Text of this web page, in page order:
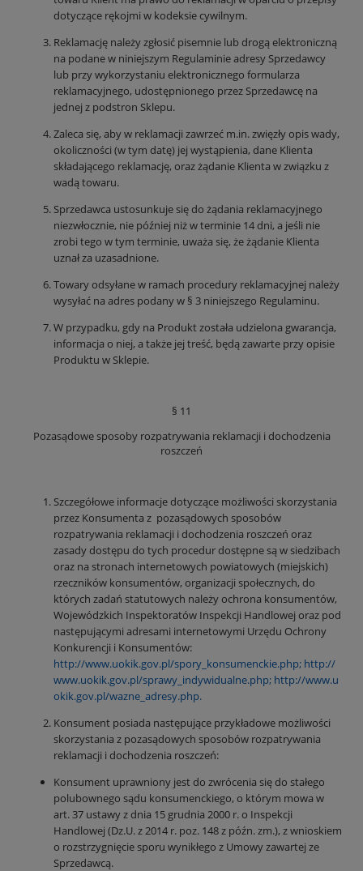
dotyczące rękojmi w kodeksie cywilnym.
Reklamację należy zgłosić pisemnie lub drogą elektroniczną
na podane w niniejszym Regulaminie adresy Sprzedawcy
lub przy wykorzystaniu elektronicznego formularza
reklamacyjnego, udostępnionego przez Sprzedawcę na
jednej z podstron Sklepu.
Zaleca się, aby w reklamacji zawrzeć m.in. zwięzły opis wady,
okoliczności (w tym datę) jej wystąpienia, dane Klienta
składającego reklamację, oraz żądanie Klienta w związku z
wadą towaru.
Sprzedawca ustosunkuje się do żądania reklamacyjnego
niezwłocznie, nie później niż w terminie 14 dni, a jeśli nie
zrobi tego w tym terminie, uważa się, że żądanie Klienta
uznał za uzasadnione.
Towary odsyłane w ramach procedury reklamacyjnej należy
wysyłać na adres podany w § 3 niniejszego Regulaminu.
W przypadku, gdy na Produkt została udzielona gwarancja,
informacja o niej, a także jej treść, będą zawarte przy opisie
Produktu w Sklepie.
§ 11
Pozasądowe sposoby rozpatrywania reklamacji i dochodzenia
roszczeń
Szczegółowe informacje dotyczące możliwości skorzystania
przez Konsumenta z pozasądowych sposobów
rozpatrywania reklamacji i dochodzenia roszczeń oraz
zasady dostępu do tych procedur dostępne są w siedzibach
oraz na stronach internetowych powiatowych (miejskich)
rzeczników konsumentów, organizacji społecznych, do
których zadań statutowych należy ochrona konsumentów,
Wojewódzkich Inspektoratów Inspekcji Handlowej oraz pod
następującymi adresami internetowymi Urzędu Ochrony
Konkurencji i Konsumentów:
http://www.uokik.gov.pl/spory_konsumenckie.php; http://
www.uokik.gov.pl/sprawy_indywidualne.php; http://www.u
okik.gov.pl/wazne_adresy.php.
Konsument posiada następujące przykładowe możliwości
skorzystania z pozasądowych sposobów rozpatrywania
reklamacji i dochodzenia roszczeń:
Konsument uprawniony jest do zwrócenia się do stałego
polubownego sądu konsumenckiego, o którym mowa w
art. 37 ustawy z dnia 15 grudnia 2000 r. o Inspekcji
Handlowej (Dz.U. z 2014 r. poz. 148 z późn. zm.), z wnioskiem
o rozstrzygnięcie sporu wynikłego z Umowy zawartej ze
Sprzedawcą.